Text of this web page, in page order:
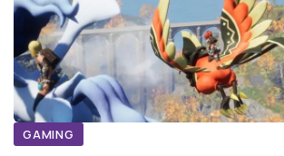
GAMING